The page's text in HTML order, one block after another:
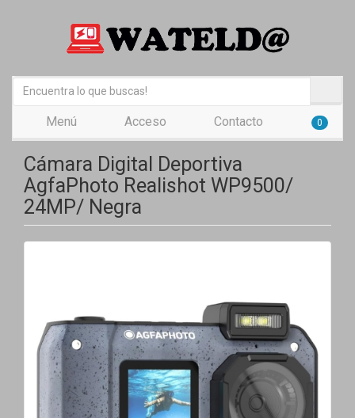
Menú Acceso Contacto 0
Cámara Digital Deportiva
AgfaPhoto Realishot WP9500/
24MP/ Negra